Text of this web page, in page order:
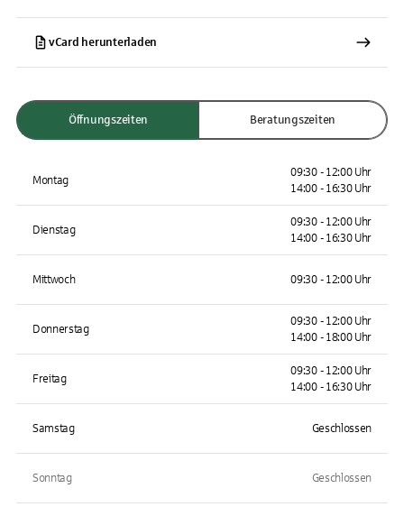
vCard herunterladen
Öffnungszeiten Beratungszeiten
Montag
09:30 - 12:00 Uhr
14:00 - 16:30 Uhr
Dienstag
09:30 - 12:00 Uhr
14:00 - 16:30 Uhr
Mittwoch 09:30 - 12:00 Uhr
Donnerstag
09:30 - 12:00 Uhr
14:00 - 18:00 Uhr
Freitag
09:30 - 12:00 Uhr
14:00 - 16:30 Uhr
Samstag Geschlossen
Sonntag Geschlossen